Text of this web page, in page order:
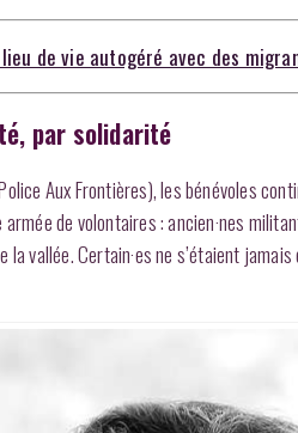
lieu de vie autogéré avec des
par solidarité
Aux Frontières), les bénévoles
armée de volontaires : ancien·nes
vallée. Certain·es ne s’étaient